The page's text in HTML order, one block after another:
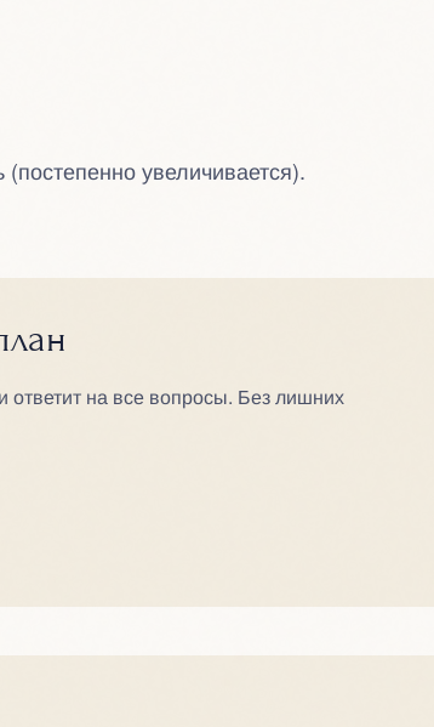
увеличивается).
ответит на все вопросы. Без лишних